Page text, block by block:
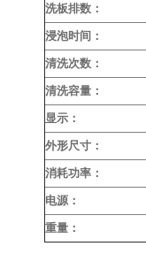
洗板排数：
浸泡时间：
清洗次数：
清洗容量：
显示：
外形尺寸：
消耗功率：
电源：
重量：